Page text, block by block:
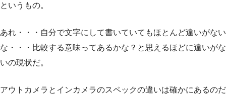
というもの。
あれ・・・自分で文字にして書いていてもほとんど違いがない
な・・・比較する意味ってあるかな？と思えるほどに違いがな
いの現状だ。
アウトカメラとインカメラのスペックの違いは確かにあるのだ